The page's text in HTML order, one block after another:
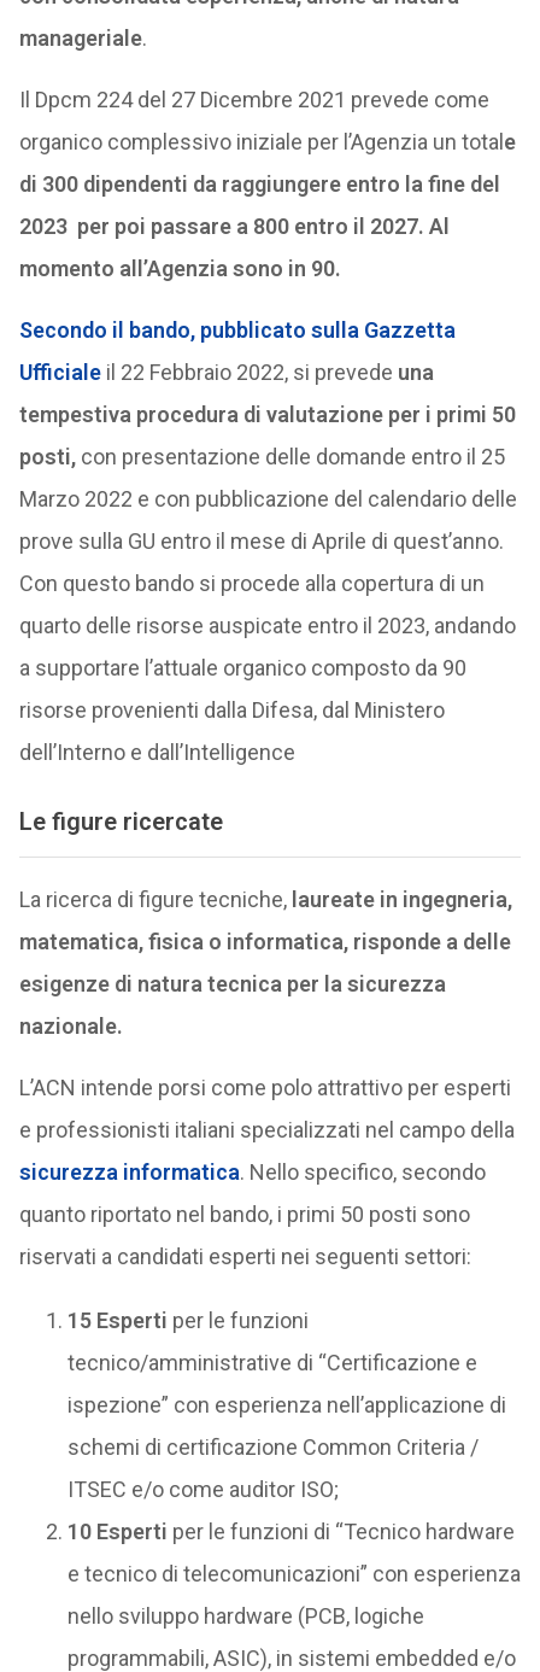
manageriale.
Il Dpcm 224 del 27 Dicembre 2021 prevede come
organico complessivo iniziale per l’Agenzia un total e
di 300 dipendenti da raggiungere entro la fine del
2023 per poi passare a 800 entro il 2027. Al
momento all’Agenzia sono in 90.
Secondo il bando, pubblicato sulla Gazzetta
Ufficialeil 22 Febbraio 2022, si prevede una
tempestiva procedura di valutazione per i primi 50
posti,con presentazione delle domande entro il 25
Marzo 2022 e con pubblicazione del calendario delle
prove sulla GU entro il mese di Aprile di quest’anno.
Con questo bando si procede alla copertura di un
quarto delle risorse auspicate entro il 2023, andando
a supportare l’attuale organico composto da 90
risorse provenienti dalla Difesa, dal Ministero
dell’Interno e dall’Intelligence
Le figure ricercate
La ricerca di figure tecniche, laureate in ingegneria,
matematica, fisica o informatica, risponde a delle
esigenze di natura tecnica per la sicurezza
nazionale.
L’ACN intende porsi come polo attrattivo per esperti
e professionisti italiani specializzati nel campo della
sicurezza informatica. Nello specifico, secondo
quanto riportato nel bando, i primi 50 posti sono
riservati a candidati esperti nei seguenti settori:
15 Esperti per le funzioni
tecnico/amministrative di “Certificazione e
ispezione” con esperienza nell’applicazione di
schemi di certificazione Common Criteria /
ITSEC e/o come auditor ISO;
10 Esperti per le funzioni di “Tecnico hardware
e tecnico di telecomunicazioni” con esperienza
nello sviluppo hardware (PCB, logiche
programmabili, ASIC), in sistemi embedded e/o